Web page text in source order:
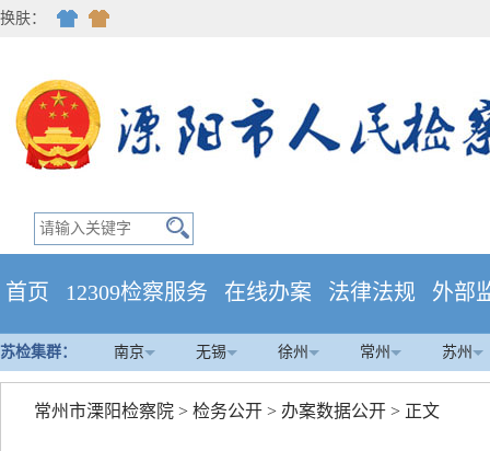
换肤：
首页 12309检察服务 在线办案 法律法规 外部
苏检集群： 南京 无锡 徐州 常州 苏州
常州市溧阳检察院 > 检务公开 > 办案数据公开 > 正文